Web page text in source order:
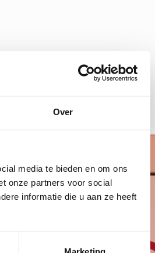
Over
media te bieden en om ons
onze partners voor social
informatie die u aan ze heeft